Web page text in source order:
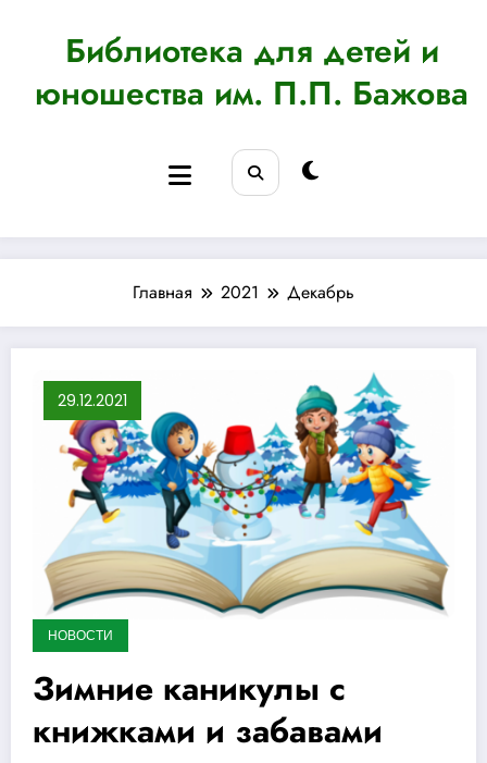
содержимомуБиблиотека для детей и
юношества им. П.П. Бажова
Главная 2021 Декабрь
29.12.2021
НОВОСТИ
Зимние каникулы с
книжками и забавами